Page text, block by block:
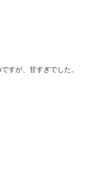
すが、甘すぎでした。